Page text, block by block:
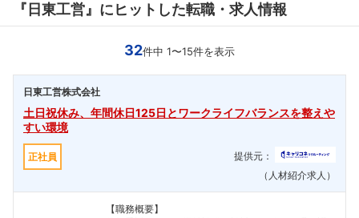
『日東工営』にヒットした転職・求人情報
32件中 1〜15件を表示
日東工営株式会社
土日祝休み、年間休日125日とワークライフバランスを整えや
すい環境
正社員
提供元：
（人材紹介求人）
【職務概要】